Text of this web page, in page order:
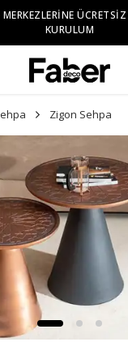
KURULUM
Zigon Sehpa